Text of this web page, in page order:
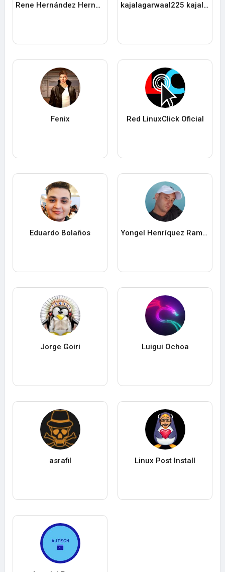
Rene Hernández Hernández kajalagarwaal225 kajalagarwaal
Fenix Red LinuxClick Oficial
Eduardo Bolaños Yongel Henríquez Ramos
Jorge Goiri Luigui Ochoa
asrafil Linux Post Install